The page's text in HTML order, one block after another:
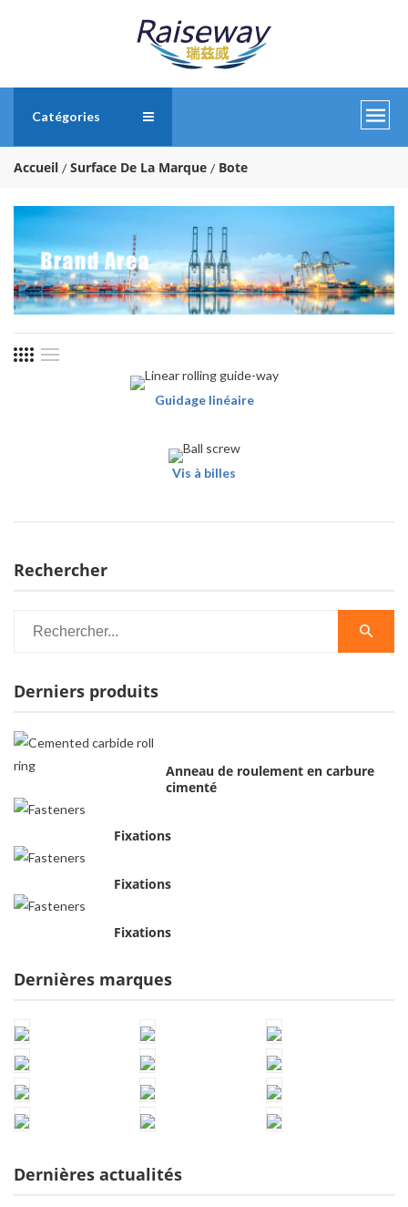
Catégories
Accueil Surface De La Marque Bote
Rechercher
Derniers produits
Anneau de roulement en carbure
cimenté
Fixations
Fixations
Fixations
Dernières marques
Dernières actualités
Guidage linéaire
Vis à billes